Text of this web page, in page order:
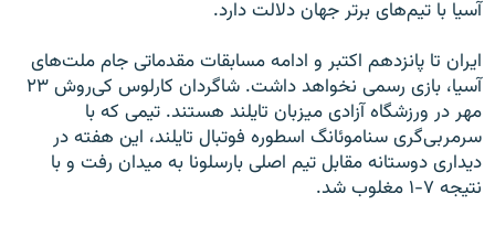
آسیا با تیم‌های برتر جهان دلالت دارد.
ایران تا پانزدهم اکتبر و ادامه مسابقات مقدماتی جام ملت‌های
آسیا، بازی رسمی نخواهد داشت. شاگردان کارلوس کی‌روش ۲۳
مهر در ورزشگاه آزادی میزبان تایلند هستند. تیمی که با
سرمربی‌گری سناموئانگ اسطوره فوتبال تایلند، این هفته در
دیداری دوستانه مقابل تیم اصلی بارسلونا به میدان رفت و با
نتیجه ۷-۱ مغلوب شد.